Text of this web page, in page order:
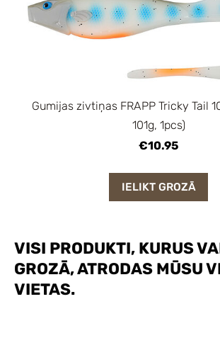
VISI PRODUKTI, KURUS
GROZĀ, ATRODAS MŪSU
VIETAS.
Gumijas zivtiņas FRAPP Tricky Tail
101g, 1pcs)
€10.95
IELIKT GROZĀ